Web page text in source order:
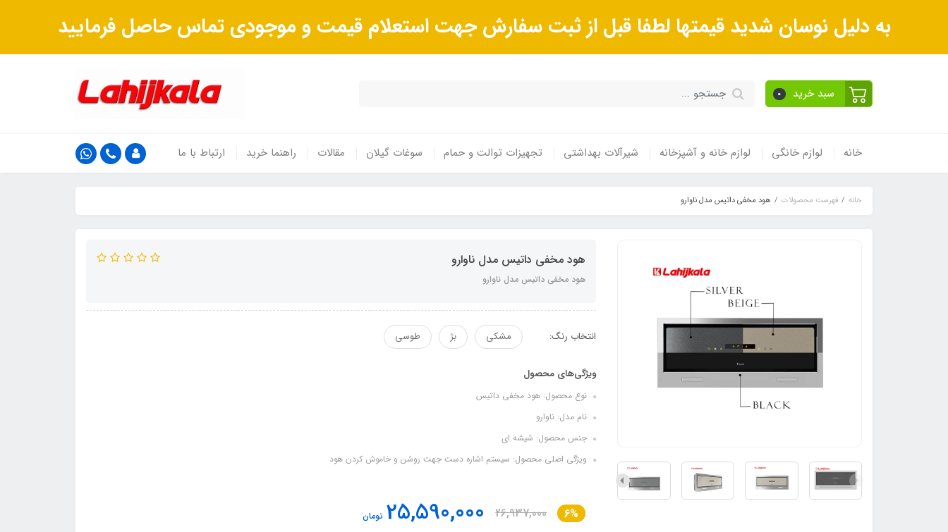
به دلیل نوسان شدید قیمتها لطفا قبل از ثبت سفارش جهت استعلام قیمت و موجودی تماس حاصل فرمایید
سبد خرید 0
خانه لوازم خانگی لوازم خانه و آشپزخانه شیرآلات بهداشتی تجهیزات توالت و حمام سوغات گیلان مقالات راهنما خرید ارتباط با ما
خانه فهرست محصولات هود مخفی داتیس مدل ناوارو
هود مخفی داتیس مدل ناوارو
هود مخفی داتیس مدل ناوارو
انتخاب رنگ: مشکی بژ طوسی
ویژگی‌های محصول
نوع محصول: هود مخفی داتیس
نام مدل: ناوارو
جنس محصول: شیشه ای
ویژگی اصلی محصول: سیستم اشاره دست جهت روشن و خاموش کردن هود
6%
26,937,000
25,590,000 تومان